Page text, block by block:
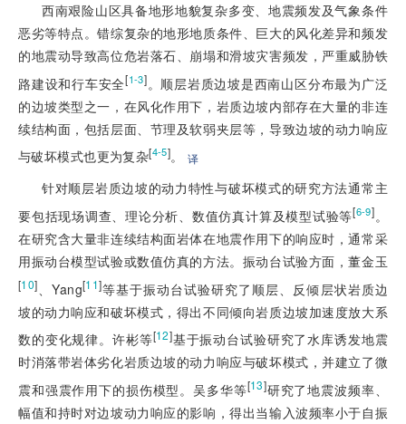
西南艰险山区具备地形地貌复杂多变、地震频发及气象条件
恶劣等特点。错综复杂的地形地质条件、巨大的风化差异和频发
的地震动导致高位危岩落石、崩塌和滑坡灾害频发，严重威胁铁
路建设和行车安全[1-3]。顺层岩质边坡是西南山区分布最为广泛
的边坡类型之一，在风化作用下，岩质边坡内部存在大量的非连
续结构面，包括层面、节理及软弱夹层等，导致边坡的动力响应
与破坏模式也更为复杂[4-5]。译
针对顺层岩质边坡的动力特性与破坏模式的研究方法通常主
要包括现场调查、理论分析、数值仿真计算及模型试验等[6-9]。
在研究含大量非连续结构面岩体在地震作用下的响应时，通常采
用振动台模型试验或数值仿真的方法。振动台试验方面，董金玉
[10] 、Yang[11]等基于振动台试验研究了顺层、反倾层状岩质边
坡的动力响应和破坏模式，得出不同倾向岩质边坡加速度放大系
数的变化规律。许彬等[12]基于振动台试验研究了水库诱发地震
时消落带岩体劣化岩质边坡的动力响应与破坏模式，并建立了微
震和强震作用下的损伤模型。吴多华等[13]研究了地震波频率、
幅值和持时对边坡动力响应的影响，得出当输入波频率小于自振